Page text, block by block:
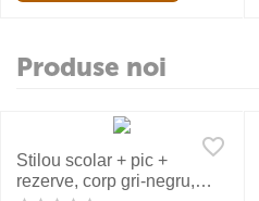
Produse noi
Stilou scolar + pic +
rezerve, corp gri-negru,